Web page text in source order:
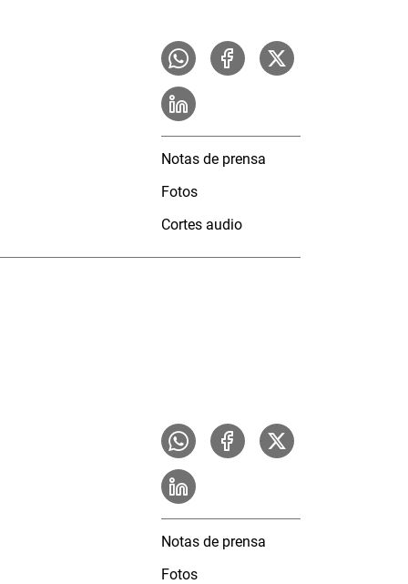
Notas de prensa
Fotos
Cortes audio
Notas de prensa
Fotos